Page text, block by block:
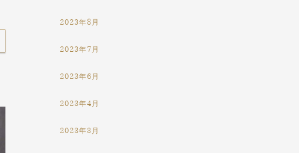
2023年8月
2023年7月
2023年6月
2023年4月
2023年3月